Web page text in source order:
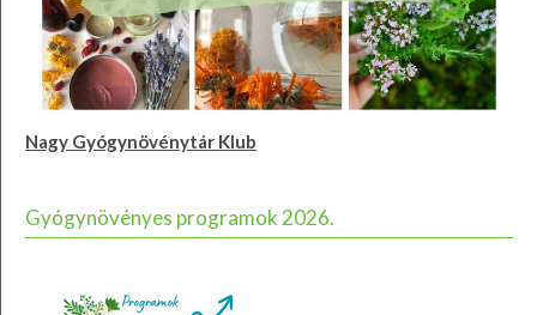
Nagy Gyógynövénytár Klub
Gyógynövényes programok 2026.